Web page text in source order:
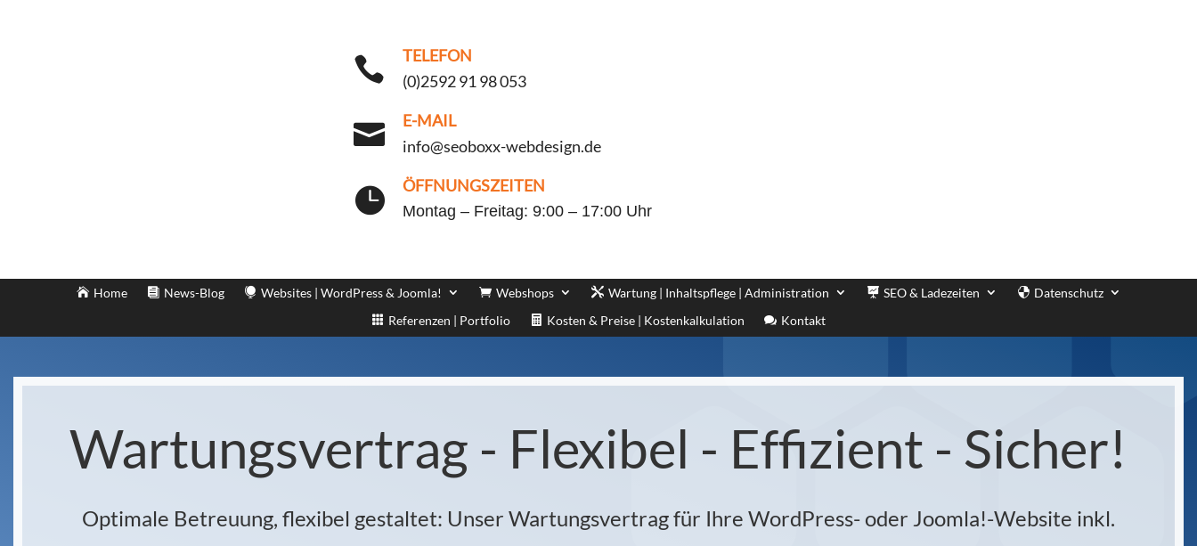

TELEFON
(0)2592 91 98 053

E-MAIL
info@seoboxx-webdesign.de
 ÖFFNUNGSZEITEN
Montag – Freitag: 9:00 – 17:00 Uhr
Home News-Blog Websites | WordPress & Joomla! Webshops Wartung | Inhaltspflege | Administration SEO & Ladezeiten
Datenschutz
Referenzen | Portfolio
Kosten & Preise | Kostenkalkulation Kontakt
Wartungsvertrag - Flexibel - Effizient - Sicher!
Optimale Betreuung, flexibel gestaltet: Unser Wartungsvertrag für Ihre WordPress- oder Joomla!-Website inkl.